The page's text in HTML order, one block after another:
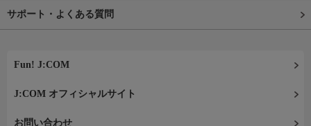
サポート・よくある質問
Fun! J:COM
J:COM オフィシャルサイト
お問い合わせ